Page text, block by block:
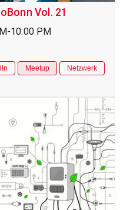
Vol. 21
10:00 PM
Meetup
Netzwerk